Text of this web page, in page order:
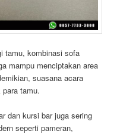
tamu, kombinasi sofa
mampu menciptakan area
suasana acara
tamu.
dan kursi bar juga sering
seperti pameran,